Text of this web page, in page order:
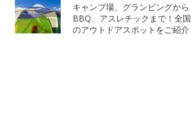
キャンプ場、グランピングから
BBQ、アスレチックまで！全国
のアウトドアスポットをご紹介